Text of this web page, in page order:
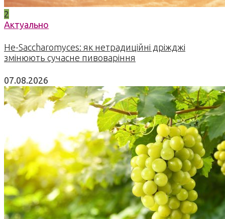
2
Актуально
Не-Saccharomyces: як нетрадиційні дріжджі
змінюють сучасне пивоваріння
07.08.2026